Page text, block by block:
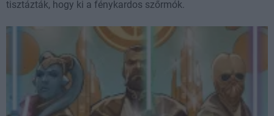
tisztázták, hogy ki a fénykardos szőrmók.